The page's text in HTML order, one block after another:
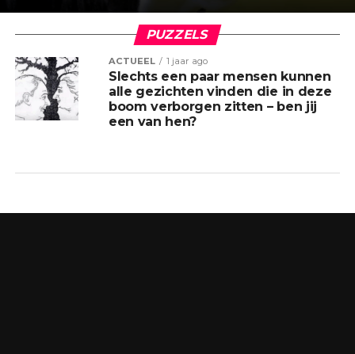
PUZZELS
ACTUEEL 1 jaar ago
Slechts een paar mensen kunnen
alle gezichten vinden die in deze
boom verborgen zitten – ben jij
een van hen?